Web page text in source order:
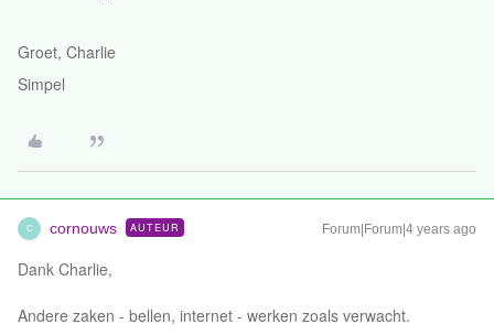
Groet, Charlie
Simpel
C cornouws AUTEUR Forum|Forum|4 years ago
Dank Charlie,
Andere zaken - bellen, internet - werken zoals verwacht.